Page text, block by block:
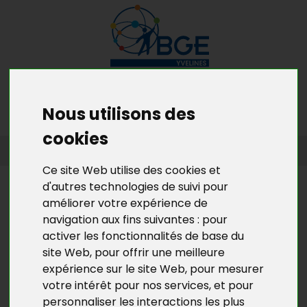
Nous utilisons des
cookies
Ce site Web utilise des cookies et
d'autres technologies de suivi pour
améliorer votre expérience de
navigation aux fins suivantes : pour
activer les fonctionnalités de base du
site Web, pour offrir une meilleure
expérience sur le site Web, pour mesurer
votre intérêt pour nos services,et pour
personnaliser les interactions les plus
ACCUEIL>L’ACTU DE BGE YVELINES
L’ACTU DE BGE YVELINES
COUVEUSE DES YVELINES : DES
ENTREPRENEURS SATISFAITS !
Lorsqu’un Entrepreneur A l’Essai (EAE) finit sa période
de test de son projet en Couveuse, il lui est demandé